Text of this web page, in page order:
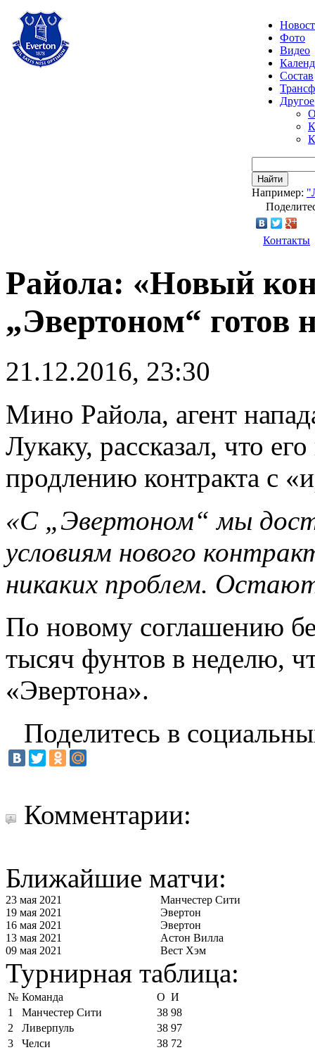
Фото
Видео
Состав
Другое
Найти
Например:
Контакты
Райола: «Новый
„Эвертоном“ готов
21.12.2016, 23:30
Мино Райола, агент
Лукаку, рассказал, что
продлению контракта с
«С „Эвертоном“ мы
условиям нового
никаких проблем.
По новому соглашению
тысяч фунтов в неделю,
«Эвертона».
Поделитесь в
Комментарии:
Ближайшие матчи:
23 мая 2021
Манчестер Сити
19 мая 2021
Эвертон
16 мая 2021
Эвертон
13 мая 2021
Астон Вилла
09 мая 2021
Вест Хэм
Турнирная таблица:
№ Команда О И
1
Манчестер Сити 38 98
2
Ливерпуль 38 97
3
Челси 38 72